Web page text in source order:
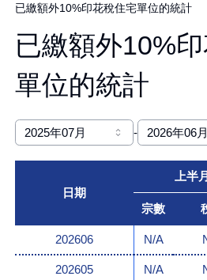
已繳額外10%印花稅住宅單位的統計
已繳額外10%
單位的統計
2025年07月 - 2026年06月
日期
上半月
宗數
202606 N/A
202605 N/A